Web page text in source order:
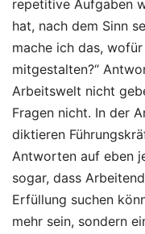
repetitive Aufgaben
hat, nach dem Sinn
mache ich das,
mitgestalten?“
Arbeitswelt nicht
Fragen nicht. In der
diktieren
Antworten auf eben
sogar, dass
Erfüllung suchen
mehr sein, sondern